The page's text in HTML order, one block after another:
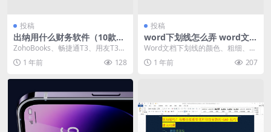
投稿
出纳用什么财务软件（10款高
效财务软件推荐）
ZohoBooks、畅捷通T3、用友T3等
十款财务记账软件各具特色，支持
多币种、...
1 年前 128
投稿
word下划线怎么弄 word文档
怎样调整下划线样式
Word文档下划线的颜色、粗细、样
式多种多样，我们可以根据需要自
由设置。在wor...
1 年前 207